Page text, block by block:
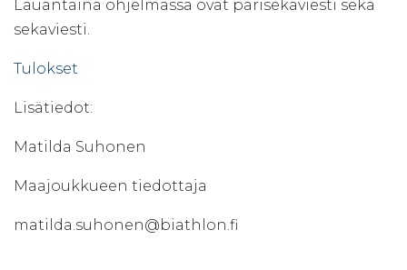
Lauantaina ohjelmassa ovat parisekaviesti sekä
sekaviesti.
Tulokset
Lisätiedot:
Matilda Suhonen
Maajoukkueen tiedottaja
matilda.suhonen@biathlon.fi